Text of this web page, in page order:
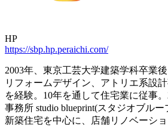
HP
https://sbp.hp.peraichi.com/
2003年、東京工芸大学建築学科卒業
リフォームデザイン、アトリエ系設
を経験。10年を通して住宅業に従事
事務所 studio blueprint(スタジオブルー
新築住宅を中心に、店舗リノベーシ